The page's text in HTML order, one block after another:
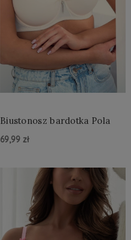
Biustonosz bardotka Pola
69,99 zł
Do Koszyka »